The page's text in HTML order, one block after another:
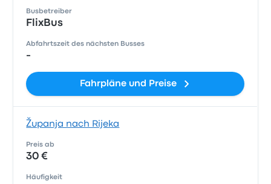
Busbetreiber
FlixBus
Abfahrtszeit des nächsten Busses
-
Fahrpläne und Preise
Županja nach Rijeka
Preis ab
30 €
Häufigkeit